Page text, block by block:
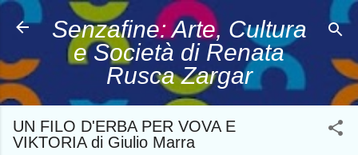
Passa ai contenuti principali
Senzafine: Arte, Cultura
e Società di Renata
Rusca Zargar
UN FILO D'ERBA PER VOVA E
VIKTORIA di Giulio Marra